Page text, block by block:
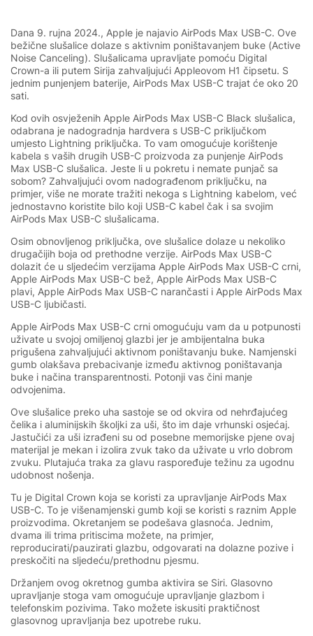
Dana 9. rujna 2024., Apple je najavio AirPods Max USB-C. Ove
bežične slušalice dolaze s aktivnim poništavanjem buke (Active
Noise Canceling). Slušalicama upravljate pomoću Digital
Crown-a ili putem Sirija zahvaljujući Appleovom H1 čipsetu. S
jednim punjenjem baterije, AirPods Max USB-C trajat će oko 20
sati.
Kod ovih osvježenih Apple AirPods Max USB-C Black slušalica,
odabrana je nadogradnja hardvera s USB-C priključkom
umjesto Lightning priključka. To vam omogućuje korištenje
kabela s vaših drugih USB-C proizvoda za punjenje AirPods
Max USB-C slušalica. Jeste li u pokretu i nemate punjač sa
sobom? Zahvaljujući ovom nadograđenom priključku, na
primjer, više ne morate tražiti nekoga s Lightning kabelom, već
jednostavno koristite bilo koji USB-C kabel čak i sa svojim
AirPods Max USB-C slušalicama.
Osim obnovljenog priključka, ove slušalice dolaze u nekoliko
drugačijih boja od prethodne verzije. AirPods Max USB-C
dolazit će u sljedećim verzijama Apple AirPods Max USB-C crni,
Apple AirPods Max USB-C bež, Apple AirPods Max USB-C
plavi, Apple AirPods Max USB-C narančasti i Apple AirPods Max
USB-C ljubičasti.
Apple AirPods Max USB-C crni omogućuju vam da u potpunosti
uživate u svojoj omiljenoj glazbi jer je ambijentalna buka
prigušena zahvaljujući aktivnom poništavanju buke. Namjenski
gumb olakšava prebacivanje između aktivnog poništavanja
buke i načina transparentnosti. Potonji vas čini manje
odvojenima.
Ove slušalice preko uha sastoje se od okvira od nehrđajućeg
čelika i aluminijskih školjki za uši, što im daje vrhunski osjećaj.
Jastučići za uši izrađeni su od posebne memorijske pjene ovaj
materijal je mekan i izolira zvuk tako da uživate u vrlo dobrom
zvuku. Plutajuća traka za glavu raspoređuje težinu za ugodnu
udobnost nošenja.
Tu je Digital Crown koja se koristi za upravljanje AirPods Max
USB-C. To je višenamjenski gumb koji se koristi s raznim Apple
proizvodima. Okretanjem se podešava glasnoća. Jednim,
dvama ili trima pritiscima možete, na primjer,
reproducirati/pauzirati glazbu, odgovarati na dolazne pozive i
preskočiti na sljedeću/prethodnu pjesmu.
Držanjem ovog okretnog gumba aktivira se Siri. Glasovno
upravljanje stoga vam omogućuje upravljanje glazbom i
telefonskim pozivima. Tako možete iskusiti praktičnost
glasovnog upravljanja bez upotrebe ruku.